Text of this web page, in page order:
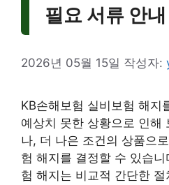
필요 서류 안내
2026년 05월 15일 작성자:
KB손해보험 실비보험 해지
예상치 못한 상황으로 인해
나, 더 나은 조건의 상품으
험 해지를 결정할 수 있습
험 해지는 비교적 간단한